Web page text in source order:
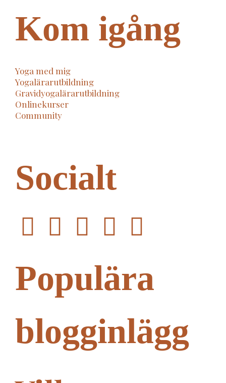
Kom igång
Yoga med mig
Yogalärarutbildning
Gravidyogalärarutbildning
Onlinekurser
Community
Socialt
Populära
blogginlägg